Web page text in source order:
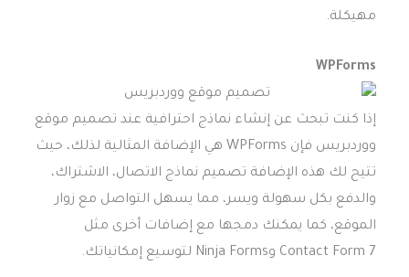
مهيكلة.
WPForms
إذا كنت تبحث عن إنشاء نماذج احترافية عند تصميم موقع
ووردبريس فإن WPForms هي الإضافة المثالية لذلك، حيث
تتيح لك هذه الإضافة تصميم نماذج الاتصال، الاشتراك،
والدفع بكل سهولة ويسر، مما يسهل التواصل مع زوار
الموقع، كما يمكنك دمجها مع إضافات أخرى مثل
Contact Form 7 وNinja Forms لتوسيع إمكانياتك.